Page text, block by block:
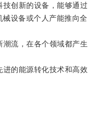
创新的设备，能够通过
设备或个人产能推向全
流，在各个领域都产生
的能源转化技术和高效